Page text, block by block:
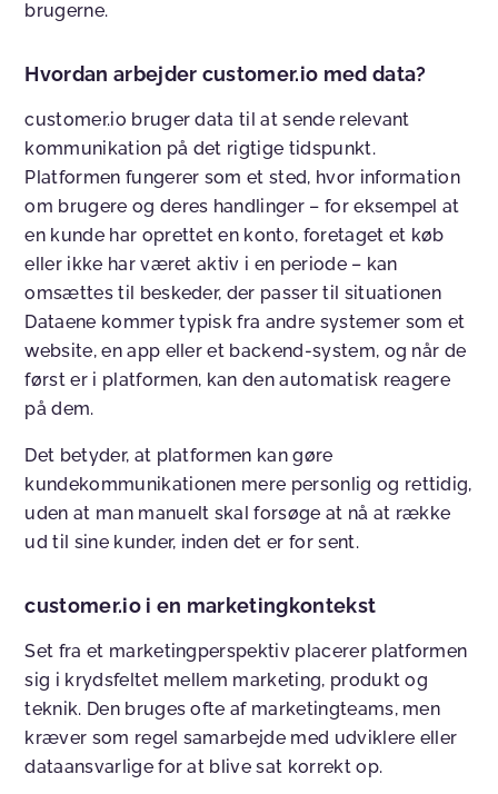
brugerne.
Hvordan arbejder customer.io med data?
customer.io bruger data til at sende relevant
kommunikation på det rigtige tidspunkt.
Platformen fungerer som et sted, hvor information
om brugere og deres handlinger – for eksempel at
en kunde har oprettet en konto, foretaget et køb
eller ikke har været aktiv i en periode – kan
omsættes til beskeder, der passer til situationen
Dataene kommer typisk fra andre systemer som et
website, en app eller et backend-system, og når de
først er i platformen, kan den automatisk reagere
på dem.
Det betyder, at platformen kan gøre
kundekommunikationen mere personlig og rettidig,
uden at man manuelt skal forsøge at nå at række
ud til sine kunder, inden det er for sent.
customer.io i en marketingkontekst
Set fra et marketingperspektiv placerer platformen
sig i krydsfeltet mellem marketing, produkt og
teknik. Den bruges ofte af marketingteams, men
kræver som regel samarbejde med udviklere eller
dataansvarlige for at blive sat korrekt op.